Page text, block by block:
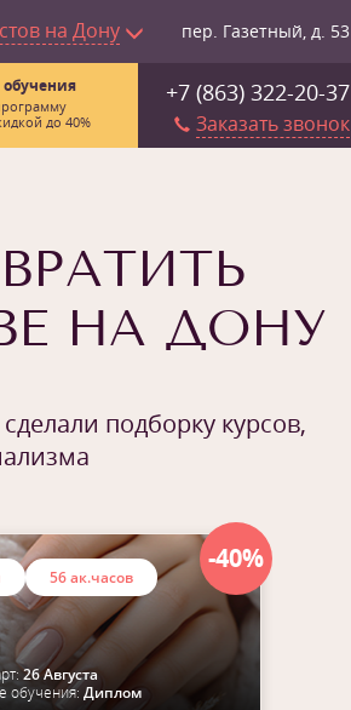
на Дону пер. Газетный, д. 53
+7 (863) 322-20-37
Заказать звонок
обучения
до 40%
НА ДОНУ
подборку курсов,
-40%
56 ак.часов
26 Августа
обучения:Диплом